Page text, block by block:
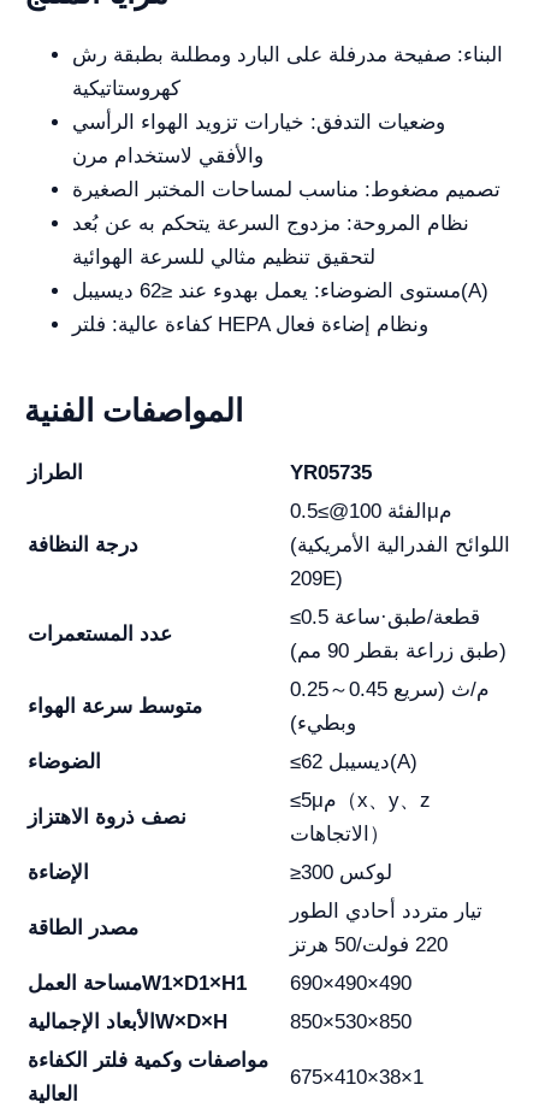
البناء: صفيحة مدرفلة على البارد ومطلىة بطبقة رش
كهروستاتيكية
وضعيات التدفق: خيارات تزويد الهواء الرأسي
والأفقي لاستخدام مرن
تصميم مضغوط: مناسب لمساحات المختبر الصغيرة
نظام المروحة: مزدوج السرعة يتحكم به عن بُعد
لتحقيق تنظيم مثالي للسرعة الهوائية
مستوى الضوضاء: يعمل بهدوء عند ≤62 ديسيبل(A)
كفاءة عالية: فلتر HEPA ونظام إضاءة فعال
المواصفات الفنية
الطراز YR05735
درجة النظافة
الفئة 100@≥0.5μم
(اللوائح الفدرالية الأمريكية
209E)
عدد المستعمرات
≤0.5 قطعة/طبق·ساعة
(طبق زراعة بقطر 90 مم)
متوسط سرعة الهواء
0.25～0.45 م/ث (سريع
وبطيء)
الضوضاء
≤62 ديسيبل(A)
نصف ذروة الاهتزاز
≤5μم（x、y、z
الاتجاهات）
الإضاءة
≥300 لوكس
مصدر الطاقة
تيار متردد أحادي الطور
220 فولت/50 هرتز
مساحة العملW1×D1×H1
690×490×490
الأبعاد الإجمالية W×D×H
850×530×850
مواصفات وكمية فلتر الكفاءة
العالية
675×410×38×1